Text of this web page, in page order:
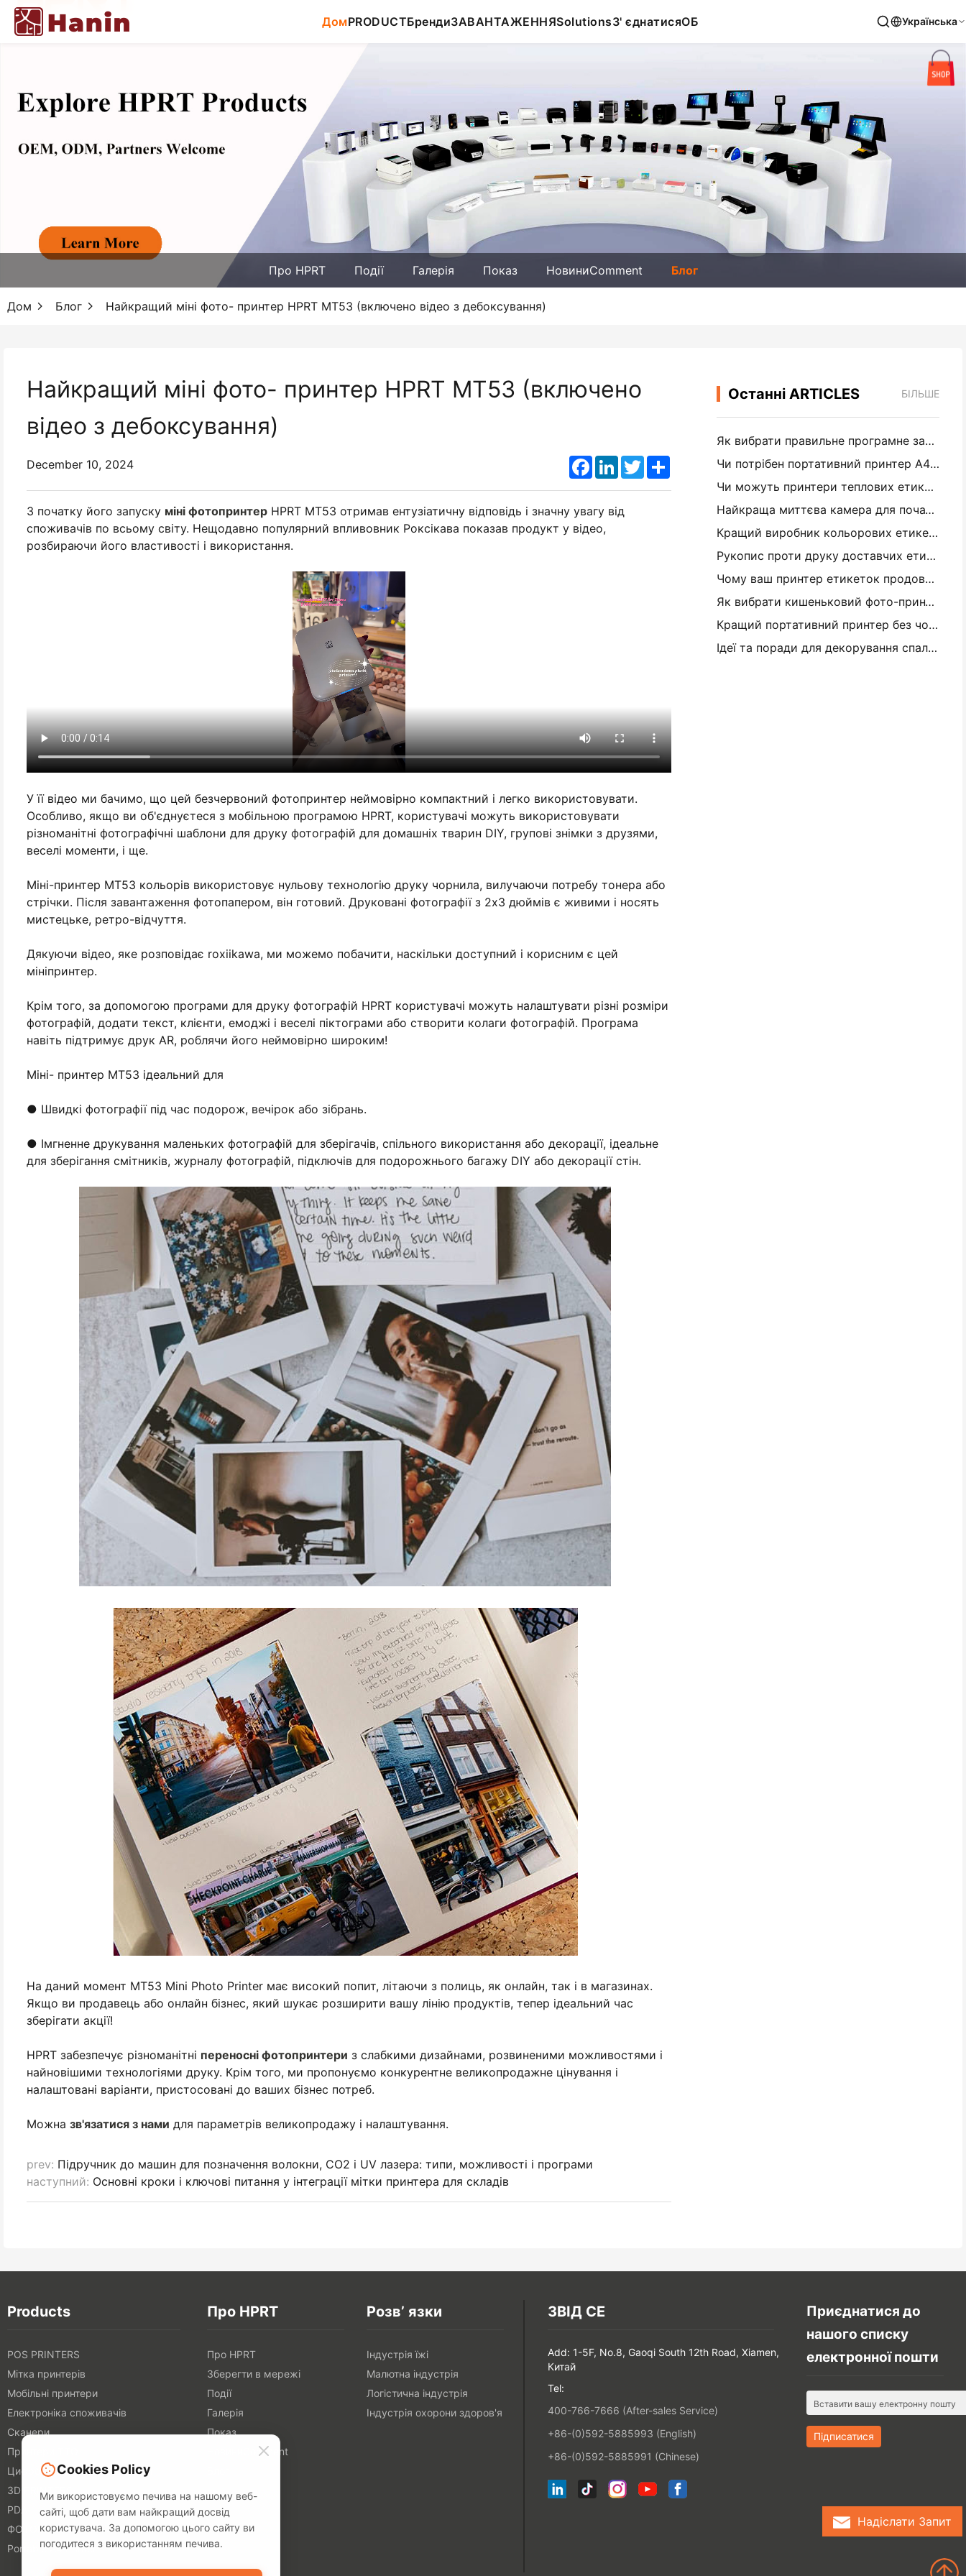
ДомPRODUCTБрендиЗАВАНТАЖЕННЯSolutionsЗ' єднатисяОБ Українська
Про HPRT Події Галерія Показ НовиниComment Блог
Дом Блог Найкращий міні фото- принтер HPRT MT53 (включено відео з дебоксування)
Найкращий міні фото- принтер HPRT MT53 (включено
відео з дебоксування)
December 10, 2024 Facebook
LinkedInTwitterShare
З початку його запуску міні фотопринтер HPRT MT53 отримав ентузіатичну відповідь і значну увагу від
споживачів по всьому світу. Нещодавно популярний впливовник Роксікава показав продукт у відео,
розбираючи його властивості і використання.
У її відео ми бачимо, що цей безчервоний фотопринтер неймовірно компактний і легко використовувати.
Особливо, якщо ви об'єднуєтеся з мобільною програмою HPRT, користувачі можуть використовувати
різноманітні фотографічні шаблони для друку фотографій для домашніх тварин DIY, групові знімки з друзями,
веселі моменти, і ще.
Міні-принтер MT53 кольорів використовує нульову технологію друку чорнила, вилучаючи потребу тонера або
стрічки. Після завантаження фотопапером, він готовий. Друковані фотографії з 2x3 дюймів є живими і носять
мистецьке, ретро-відчуття.
Дякуючи відео, яке розповідає roxiikawa, ми можемо побачити, наскільки доступний і корисним є цей
мініпринтер.
Крім того, за допомогою програми для друку фотографій HPRT користувачі можуть налаштувати різні розміри
фотографій, додати текст, клієнти, емоджі і веселі піктограми або створити колаги фотографій. Програма
навіть підтримує друк AR, роблячи його неймовірно широким!
Міні- принтер MT53 ідеальний для
● Швидкі фотографії під час подорож, вечірок або зібрань.
● Імгненне друкування маленьких фотографій для зберігачів, спільного використання або декорації, ідеальне
для зберігання смітників, журналу фотографій, підключів для подорожнього багажу DIY або декорації стін.
На даний момент MT53 Mini Photo Printer має високий попит, літаючи з полиць, як онлайн, так і в магазинах.
Якщо ви продавець або онлайн бізнес, який шукає розширити вашу лінію продуктів, тепер ідеальний час
зберігати акції!
HPRT забезпечує різноманітні переносні фотопринтери з слабкими дизайнами, розвиненими можливостями і
найновішими технологіями друку. Крім того, ми пропонуємо конкурентне великопродажне цінування і
налаштовані варіанти, пристосовані до ваших бізнес потреб.
Можна зв'язатися з нами для параметрів великопродажу і налаштування.
prev: Підручник до машин для позначення волокни, CO2 і UV лазера: типи, можливості і програми
наступний: Основні кроки і ключові питання у інтеграції мітки принтера для складів
Останні ARTICLES БІЛЬШЕ
Як вибрати правильне програмне забезпечення для вашого невеликого або середнього ресторану
Чи потрібен портативний принтер A4 для складських рахунків? Що дійсно працює
Чи можуть принтери теплових етикеток робити водонепроникні етикетки для продуктів малого бізнесу?
Найкраща миттєва камера для початківців, які не хочуть витрачати папір
Кращий виробник кольорових етикеток для журналізації та скрепбукінгу: додайте більше кольору на кожну сторінку
Рукопис проти друку доставчих етикеток: поради для малого бізнесу в 2026 році
Чому ваш принтер етикеток продовжує заглушувати?
Як вибрати кишеньковий фото-принтер: повне посібник для журналістів, подорожей та користувачів iPhone
Кращий портативний принтер без чорнила для подорожей, школи та мобільної роботи: огляд Hanin MT620 Pro
Ідеї та поради для декорування спальні та гуртожитку
Products
POS PRINTERS
Мітка принтерів
Мобільні принтери
Електроніка споживачів
Сканери
Принтери TTO
Цифрові текстильні принтери
3D PRINTERS
PDA
ФОТОПРИНТЕРИ
Portable A4 Printer
Про HPRT
Про HPRT
Зберегти в мережі
Події
Галерія
Показ
НовиниComment
Розв’ язки
Індустрія їжі
Малютна індустрія
Логістична індустрія
Індустрія охорони здоров'я
ЗВІД СЕ
Add: 1-5F, No.8, Gaoqi South 12th Road, Xiamen,
Китай
Tel:
400-766-7666 (After-sales Service)
+86-(0)592-5885993 (English)
+86-(0)592-5885991 (Chinese)
Приєднатися до
нашого списку
електронної пошти
Cookies Policy
Ми використовуємо печива на нашому веб-
сайті, щоб дати вам найкращий досвід
користувача. За допомогою цього сайту ви
погодитеся з використанням печива.
Надіслати Запит